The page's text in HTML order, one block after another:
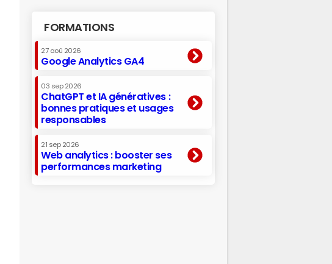
FORMATIONS
27 aoû 2026
Google Analytics GA4
03 sep 2026
ChatGPT et IA génératives :
bonnes pratiques et usages
responsables
21 sep 2026
Web analytics : booster ses
performances marketing